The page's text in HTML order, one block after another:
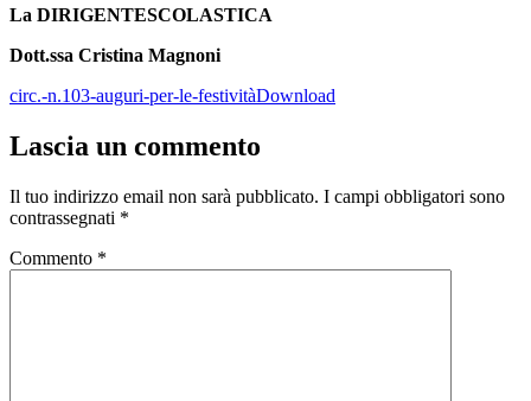
La DIRIGENTESCOLASTICA
Dott.ssa Cristina Magnoni
circ.-n.103-auguri-per-le-festivitàDownload
Lascia un commento
Il tuo indirizzo email non sarà pubblicato. I campi obbligatori sono
contrassegnati *
Commento *